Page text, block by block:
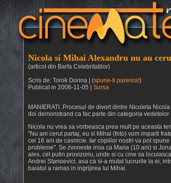
Nicola si Mihai Alexandru nu au
(articol din Barfa Celebritatilor)
Scris de: Torok Dorina | (spune-ti parerea!)
Publicat in 2006-11-05 | Sursa
MANIERATI. Procesul de divort dintre Nicoleta
doi demonstrand ca fac parte din categoria
Nicola nu vrea sa vorbeasca prea mult pe aceasta
"Nu am cerut partaj, eu si Mihai (foto) vom imparti
cei 16 ani de casnicie. Iar copiilor nostri va pot
probleme". Se zvoneste insa ca Maria (10 ani) si
ales, cel putin provizoriu, unde si cu cine sa
Andrei Stanoevici, asa ca si-a mutat lucrurile la ei,
baiatul a ramas in ingrijirea lui Mihai.